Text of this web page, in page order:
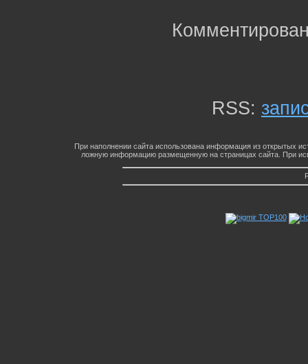
RSS:
При наполнении сайта использована информация из открытых
ложную информацию размещенную на страницах сайта. При